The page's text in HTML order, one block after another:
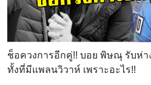
ช็อควงการอีกคู่!! บอย พิษณุ รับห่
ทั้งที่มีแพลนวิวาห์ เพราะอะไร!!